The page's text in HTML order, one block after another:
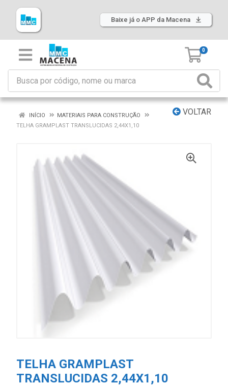
Baixe já o APP da Macena
0
VOLTAR
INÍCIO
MATERIAIS PARA CONSTRUÇÃO
TELHA GRAMPLAST TRANSLUCIDAS 2,44X1,10
TELHA GRAMPLAST
TRANSLUCIDAS 2,44X1,10